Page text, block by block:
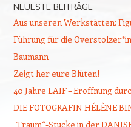
NEUESTE BEITRÄGE
Aus unseren Werkstätten:
Führung für die
Baumann
Zeigt her eure Blüten!
40 Jahre LAIF – Eröffnung
DIE FOTOGRAFIN HÉLÈNE
„Traum“-Stücke in der